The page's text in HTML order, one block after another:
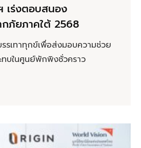
เร่งตอบสนอง
ภัยภาคใต้ 2568
รเทาทุกข์เพื่อส่งมอบความช่วย
ทบในศูนย์พักพิงชั่วคราว